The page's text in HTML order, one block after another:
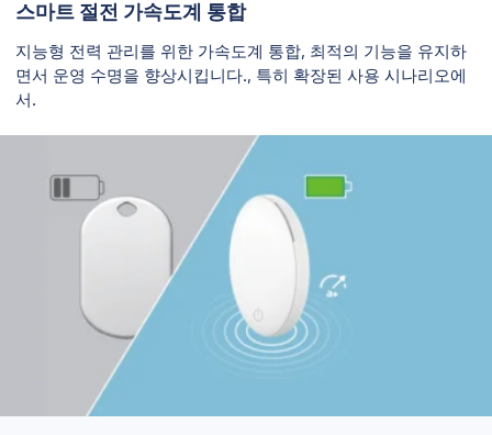
스마트 절전 가속도계 통합
지능형 전력 관리를 위한 가속도계 통합, 최적의 기능을 유지하
면서 운영 수명을 향상시킵니다., 특히 확장된 사용 시나리오에
서.